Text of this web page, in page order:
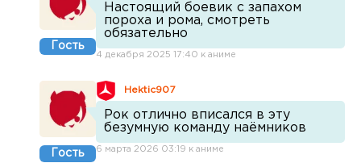
Гость
Настоящий боевик с запахом
пороха и рома, смотреть
обязательно
4 декабря 2025 17:40 к аниме
Гость
Hektic907
Рок отлично вписался в эту
безумную команду наёмников
6 марта 2026 03:19 к аниме